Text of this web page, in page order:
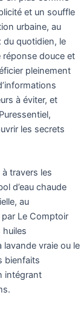
et un souffle
urbaine, au
du quotidien, le
réponse douce et
pleinement
à éviter, et
les secrets
travers les
d’eau chaude
au
Le Comptoir
huiles
lavande vraie ou le
bienfaits
intégrant